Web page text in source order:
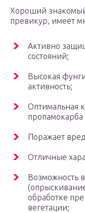
Хороший
превикур, имеет
Активно
состояний;
Высокая
активность;
Оптимальная
пропамокарба
Поражает
Отличные
Возможность
обработке
вегетации;